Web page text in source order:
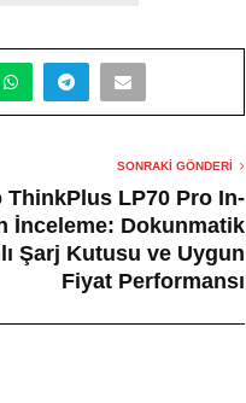
SONRAKI GÖNDERI
ThinkPlus LP70 Pro In-
İnceleme: Dokunmatik
Şarj Kutusu ve Uygun
Fiyat Performansı